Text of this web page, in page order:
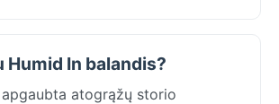
Humid In balandis?
atogrąžų storio